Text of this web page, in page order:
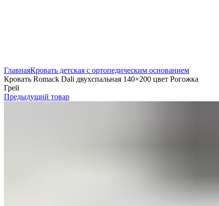
ГлавнаяКровать детская с ортопедическим основанием
Кровать Romack Dali двухспальная 140×200 цвет Рогожка
Грей
Предыдущий товар